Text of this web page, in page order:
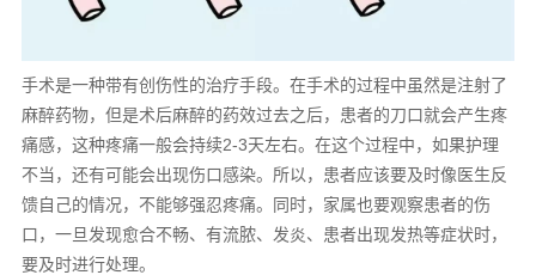
手术是一种带有创伤性的治疗手段。在手术的过程中虽然是注射了
麻醉药物，但是术后麻醉的药效过去之后，患者的刀口就会产生疼
痛感，这种疼痛一般会持续2-3天左右。在这个过程中，如果护理
不当，还有可能会出现伤口感染。所以，患者应该要及时像医生反
馈自己的情况，不能够强忍疼痛。同时，家属也要观察患者的伤
口，一旦发现愈合不畅、有流脓、发炎、患者出现发热等症状时，
要及时进行处理。